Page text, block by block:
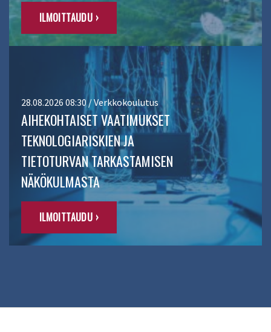
ILMOITTAUDU ›
28.08.2026 08:30 / Verkkokoulutus
AIHEKOHTAISET VAATIMUKSET
TEKNOLOGIARISKIEN JA
TIETOTURVAN TARKASTAMISEN
NÄKÖKULMASTA
ILMOITTAUDU ›